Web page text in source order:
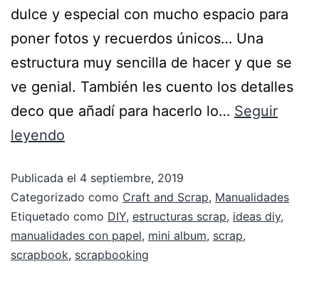
dulce y especial con mucho espacio para
poner fotos y recuerdos únicos… Una
estructura muy sencilla de hacer y que se
ve genial. También les cuento los detalles
deco que añadí para hacerlo lo… Seguir
leyendo
Publicada el 4 septiembre, 2019
Categorizado como Craft and Scrap, Manualidades
Etiquetado como DIY, estructuras scrap, ideas diy,
manualidades con papel, mini album, scrap,
scrapbook, scrapbooking